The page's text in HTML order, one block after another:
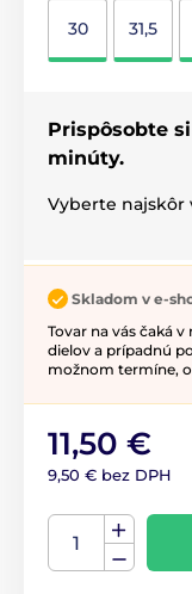
30 31,5
Prispôsobte
minúty.
Vyberte najskôr
Skladom v e-
Tovar na vás čaká
dielov a prípadnú
možnom termíne,
11,50 €
9,50 € bez DPH